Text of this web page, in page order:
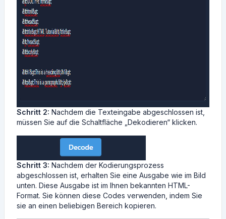
Schritt 2: Nachdem die Texteingabe abgeschlossen ist,
müssen Sie auf die Schaltfläche „Dekodieren“ klicken.
Schritt 3: Nachdem der Kodierungsprozess
abgeschlossen ist, erhalten Sie eine Ausgabe wie im Bild
unten. Diese Ausgabe ist im Ihnen bekannten HTML-
Format. Sie können diese Codes verwenden, indem Sie
sie an einen beliebigen Bereich kopieren.